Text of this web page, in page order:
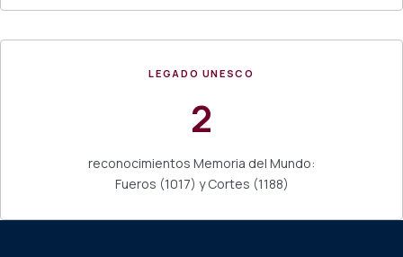
LEGADO UNESCO
2
reconocimientos Memoria del Mundo:
Fueros (1017) y Cortes (1188)